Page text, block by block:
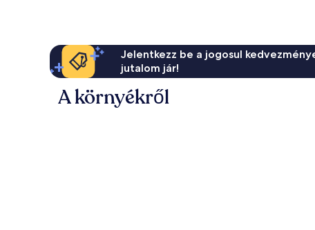
Jelentkezz be a jogosul
jutalom jár!
A környékről